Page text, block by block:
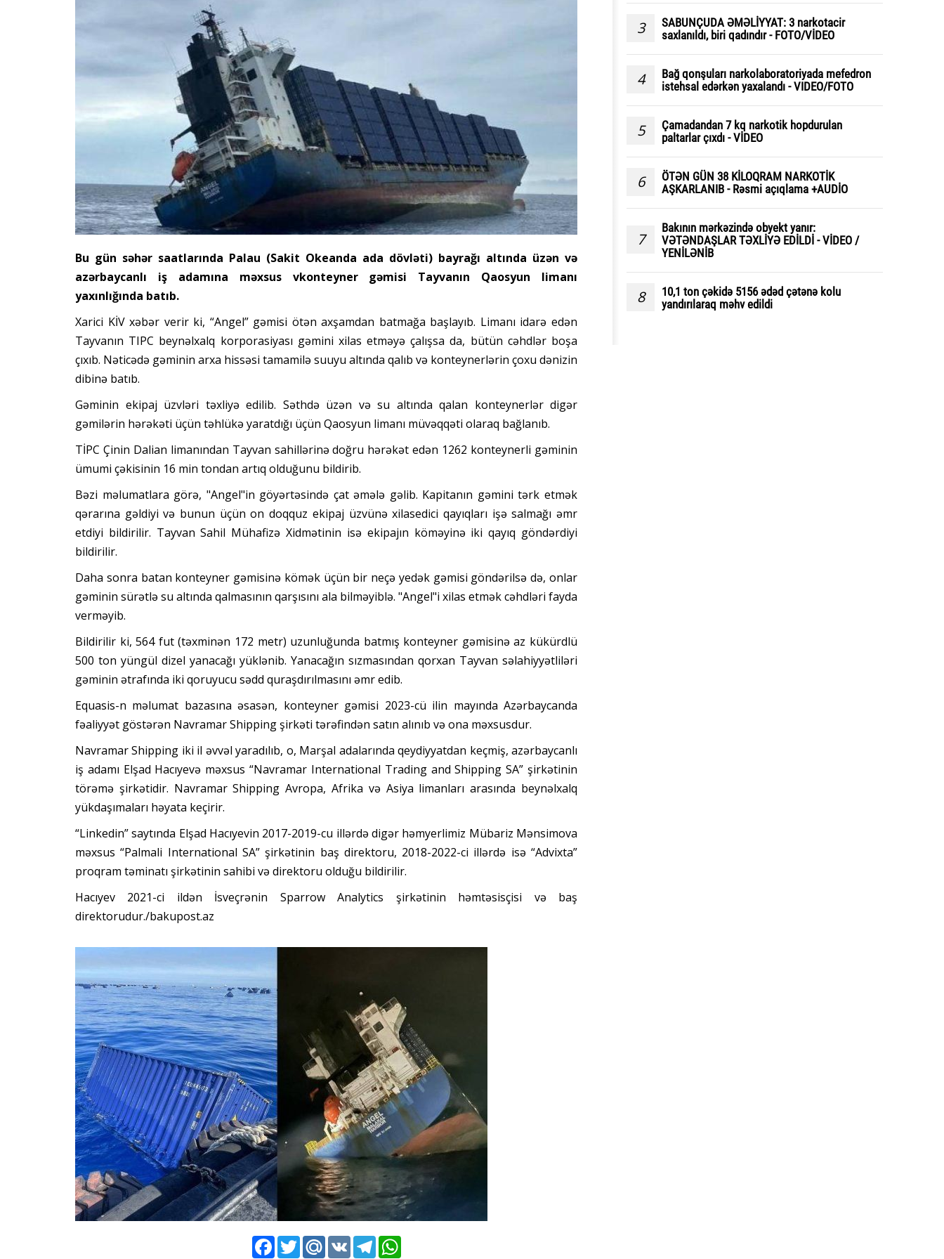
Bu gün səhər saatlarında Palau (Sakit Okeanda ada dövləti) bayrağı altında üzən və
azərbaycanlı iş adamına məxsus vkonteyner gəmisi Tayvanın Qaosyun limanı
yaxınlığında batıb.
Xarici KİV xəbər verir ki, “Angel” gəmisi ötən axşamdan batmağa başlayıb. Limanı idarə edən
Tayvanın TIPC beynəlxalq korporasiyası gəmini xilas etməyə çalışsa da, bütün cəhdlər boşa
çıxıb. Nəticədə gəminin arxa hissəsi tamamilə suuyu altında qalıb və konteynerlərin çoxu dənizin
dibinə batıb.
Gəminin ekipaj üzvləri təxliyə edilib. Səthdə üzən və su altında qalan konteynerlər digər
gəmilərin hərəkəti üçün təhlükə yaratdığı üçün Qaosyun limanı müvəqqəti olaraq bağlanıb.
TİPC Çinin Dalian limanından Tayvan sahillərinə doğru hərəkət edən 1262 konteynerli gəminin
ümumi çəkisinin 16 min tondan artıq olduğunu bildirib.
Bəzi məlumatlara görə, "Angel"in göyərtəsində çat əmələ gəlib. Kapitanın gəmini tərk etmək
qərarına gəldiyi və bunun üçün on doqquz ekipaj üzvünə xilasedici qayıqları işə salmağı əmr
etdiyi bildirilir. Tayvan Sahil Mühafizə Xidmətinin isə ekipajın köməyinə iki qayıq göndərdiyi
bildirilir.
Daha sonra batan konteyner gəmisinə kömək üçün bir neçə yedək gəmisi göndərilsə də, onlar
gəminin sürətlə su altında qalmasının qarşısını ala bilməyiblə. "Angel"i xilas etmək cəhdləri fayda
verməyib.
Bildirilir ki, 564 fut (təxminən 172 metr) uzunluğunda batmış konteyner gəmisinə az kükürdlü
500 ton yüngül dizel yanacağı yüklənib. Yanacağın sızmasından qorxan Tayvan səlahiyyətliləri
gəminin ətrafında iki qoruyucu sədd quraşdırılmasını əmr edib.
Equasis-n məlumat bazasına əsasən, konteyner gəmisi 2023-cü ilin mayında Azərbaycanda
fəaliyyət göstərən Navramar Shipping şirkəti tərəfindən satın alınıb və ona məxsusdur.
Navramar Shipping iki il əvvəl yaradılıb, o, Marşal adalarında qeydiyyatdan keçmiş, azərbaycanlı
iş adamı Elşad Hacıyevə məxsus “Navramar International Trading and Shipping SA” şirkətinin
törəmə şirkətidir. Navramar Shipping Avropa, Afrika və Asiya limanları arasında beynəlxalq
yükdaşımaları həyata keçirir.
“Linkedin” saytında Elşad Hacıyevin 2017-2019-cu illərdə digər həmyerlimiz Mübariz Mənsimova
məxsus “Palmali International SA” şirkətinin baş direktoru, 2018-2022-ci illərdə isə “Advixta”
proqram təminatı şirkətinin sahibi və direktoru olduğu bildirilir.
Hacıyev 2021-ci ildən İsveçrənin Sparrow Analytics şirkətinin həmtəsisçisi və baş
direktorudur./bakupost.az
FacebookTwitterMail.RuVK Telegram
3
SABUNÇUDA ƏMƏLİYYAT: 3 narkotacir
saxlanıldı, biri qadındır - FOTO/VİDEO
4
Bağ qonşuları narkolaboratoriyada mefedron
istehsal edərkən yaxalandı - VIDEO/FOTO
5
Çamadandan 7 kq narkotik hopdurulan
paltarlar çıxdı - VİDEO
6
ÖTƏN GÜN 38 KİLOQRAM NARKOTİK
AŞKARLANIB - Rəsmi açıqlama +AUDİO
7
Bakının mərkəzində obyekt yanır:
VƏTƏNDAŞLAR TƏXLİYƏ EDİLDİ - VİDEO /
YENİLƏNİB
8
10,1 ton çəkidə 5156 ədəd çətənə kolu
yandırılaraq məhv edildi